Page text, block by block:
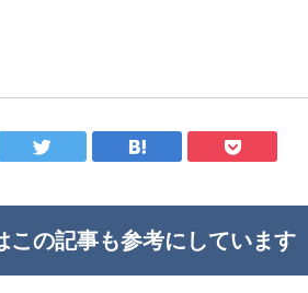
この記事も参考にしています